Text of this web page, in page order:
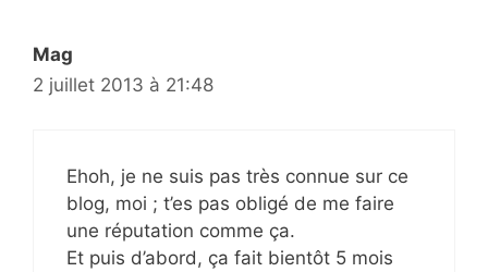
Mag
2 juillet 2013 à 21:48
Ehoh, je ne suis pas très connue sur ce
blog, moi ; t’es pas obligé de me faire
une réputation comme ça.
Et puis d’abord, ça fait bientôt 5 mois